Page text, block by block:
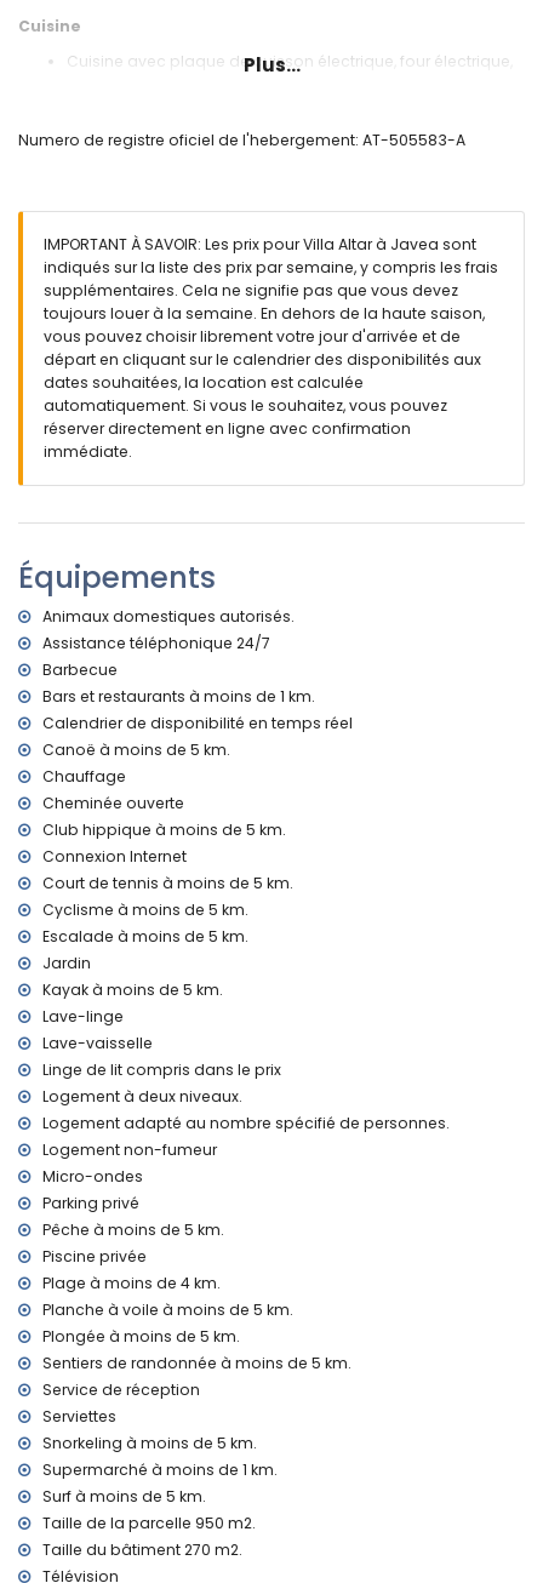
Cuisine
Cuisine avec plaque de cuisson électrique, four électrique,
Chambres et salles de bains
2 chambres, chacune avec lit double
Salle de bains en suite avec double lavabo,
baignoire/douche et toilettes
Salle de bains en suite avec lavabo simple, douche, bidet
et toilettes
Salle de bains avec lavabo simple, douche et toilettes
Extérieur de la villa
Terrain clos
Piscine privée mesurant 10m x 5m et 2m de profondeur
Jardin avec arbres et mobilier de jardin avec transats
Barbecue
5 places de parking privées
Plus d'informations
Ville la plus proche : Jávea (à moins de 3 kilomètres de la
villa)
Rivière ou rive la plus proche : Méditerranée, Jávea (à moins
de 4 kilomètres de la villa)
Plage la plus proche : La Grava, Jávea (à moins de 4
Port le plus proche : Aduanas del Mar (à moins de 2
kilomètres de la villa)
Parc le plus proche : Montgó, Jávea (à moins de 2
kilomètres de la villa)
Aéroport le plus proche : Alicante (à moins de 100
kilomètres de la villa)
Deuxième aéroport le plus proche : Valence (> 100
kilomètres)
Fumer n'est pas autorisé
Animaux de compagnie autorisés
L'hébergement est très adapté aux familles avec enfants
Installations et services inclus dans le prix de location de la
villa
Internet (WiFi)
Fer et planche à repasser
Linge de lit et serviettes
Service de réception et service d'urgence 24 heures sur 24
Chauffage central
Installations et services à supplément
Lit supplémentaire et lit/canapé pour enfants (sur
demande)
Divertissements et activités de loisirs pour vos vacances à
Jávea, Costa Blanca
Disco, bar et promenade (Paseo Marítimo) (à moins de 5
kilomètres de la maison)
Attractions et culture à Jávea, Costa Blanca
Musée (Histórico de Jávea, Jávea), église (Virgen de Loreto,
Puerto, Jávea), ruine (Molinos de Viento, Jávea), monument
(Pueblo de Jávea, Jávea), bâtiment architectural (Pueblo
Plus...
Numero de registre oficiel de l'hebergement: AT-505583-A
IMPORTANT À SAVOIR: Les prix pour Villa Altar à Javea sont
indiqués sur la liste des prix par semaine, y compris les frais
supplémentaires. Cela ne signifie pas que vous devez
toujours louer à la semaine. En dehors de la haute saison,
vous pouvez choisir librement votre jour d'arrivée et de
départ en cliquant sur le calendrier des disponibilités aux
dates souhaitées, la location est calculée
automatiquement. Si vous le souhaitez, vous pouvez
réserver directement en ligne avec confirmation
immédiate.
Équipements
Animaux domestiques autorisés.
Assistance téléphonique 24/7
Barbecue
Bars et restaurants à moins de 1 km.
Calendrier de disponibilité en temps réel
Canoë à moins de 5 km.
Chauffage
Cheminée ouverte
Club hippique à moins de 5 km.
Connexion Internet
Court de tennis à moins de 5 km.
Cyclisme à moins de 5 km.
Escalade à moins de 5 km.
Jardin
Kayak à moins de 5 km.
Lave-linge
Lave-vaisselle
Linge de lit compris dans le prix
Logement à deux niveaux.
Logement adapté au nombre spécifié de personnes.
Logement non-fumeur
Micro-ondes
Parking privé
Pêche à moins de 5 km.
Piscine privée
Plage à moins de 4 km.
Planche à voile à moins de 5 km.
Plongée à moins de 5 km.
Sentiers de randonnée à moins de 5 km.
Service de réception
Serviettes
Snorkeling à moins de 5 km.
Supermarché à moins de 1 km.
Surf à moins de 5 km.
Taille de la parcelle 950 m2.
Taille du bâtiment 270 m2.
Télévision